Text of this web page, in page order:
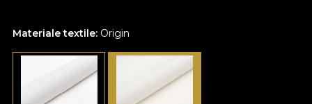
Materiale textile: Origin